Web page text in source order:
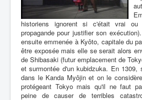
COSAA
Dessins
Artiste Asperger
Lexique
Série
Acteur
historiens ignorent si c'était vrai ou
propagande pour justifier son
ensuite emmenée à Kyôto, capitale du
être exposée mais elle se serait alors
de Shibasaki (futur emplacement de
et surmontée d'un kubidzuka. En 1309,
dans le Kanda Myôjin et on le
protégeant Tokyo mais qu'il ne faut
peine de causer de terribles